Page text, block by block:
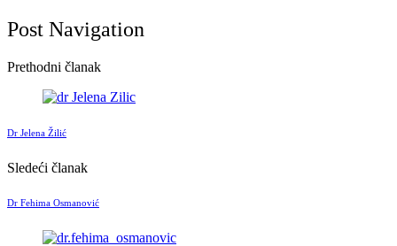
Post Navigation
Prethodni članak
Dr Jelena Žilić
Sledeći članak
Dr Fehima Osmanović